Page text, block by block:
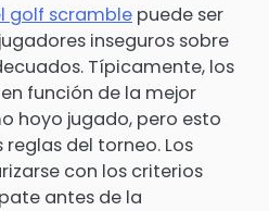
golf scramble puede ser
inseguros sobre
Típicamente, los
función de la mejor
hoyo jugado, pero esto
del torneo. Los
con los criterios
antes de la